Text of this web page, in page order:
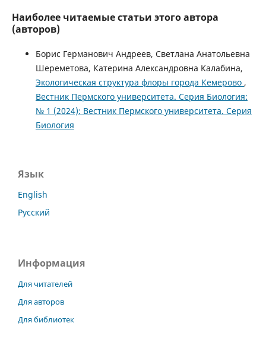
Наиболее читаемые статьи этого автора
(авторов)
Бориc Германович Андреев, Светлана Анатольевна
Шереметова, Катерина Александровна Калабина,
Экологическая структура флоры города Кемерово ,
Вестник Пермского университета. Серия Биология:
№ 1 (2024): Вестник Пермского университета. Серия
Биология
Язык
English
Русский
Информация
Для читателей
Для авторов
Для библиотек